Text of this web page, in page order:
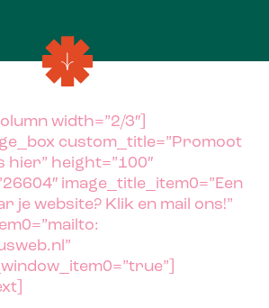
width=”2/3″]
custom_title=”Promoot
hier” height=”100″
image_title_item0=”Een
je website? Klik en mail ons!”